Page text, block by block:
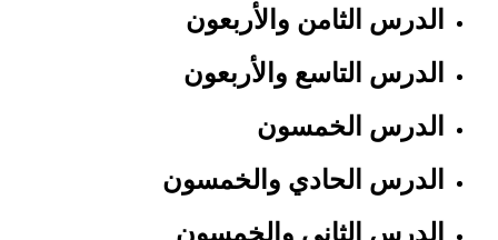
الدرس الثامن والأربعون
الدرس التاسع والأربعون
الدرس الخمسون
الدرس الحادي والخمسون
الدرس الثاني والخمسون